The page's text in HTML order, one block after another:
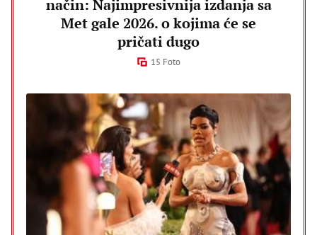
način: Najimpresivnija izdanja sa
Met gale 2026. o kojima će se
pričati dugo
15 Foto